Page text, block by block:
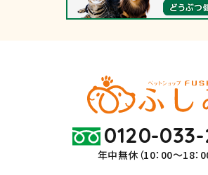
0120-
年中無休（10：00～18：